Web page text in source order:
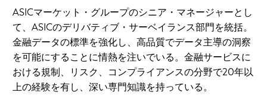
ASICマーケット・グループのシニア・マネージャーとし
て、ASICのデリバティブ・サーベイランス部門を統括。
金融データの標準を強化し、高品質でデータ主導の洞察
を可能にすることに情熱を注いでいる。金融サービスに
おける規制、リスク、コンプライアンスの分野で20年以
上の経験を有し、深い専門知識を持っている。